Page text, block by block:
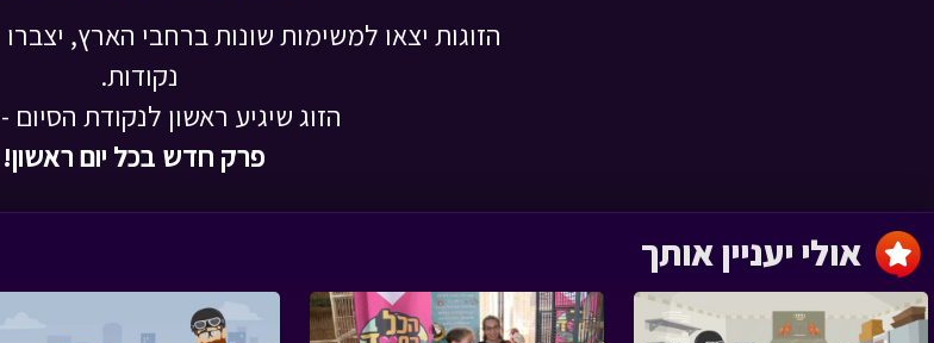
גדולים › פרק 16
הזוגות יצאו למשימות שונות ברחבי הארץ, יצברו
נקודות.
הזוג שיגיע ראשון לנקודת הסיום
פרק חדש בכל יום ראשון!